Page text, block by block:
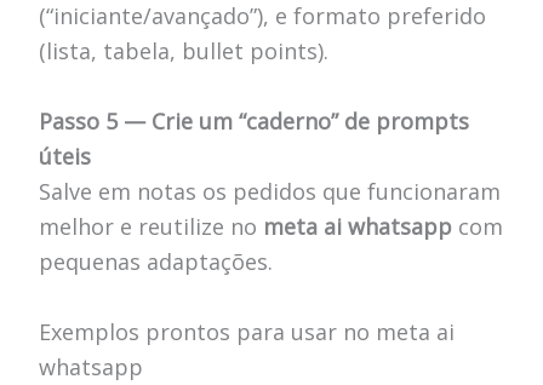
(“iniciante/avançado”), e formato preferido
(lista, tabela, bullet points).
Passo 5 — Crie um “caderno” de prompts
úteis
Salve em notas os pedidos que funcionaram
melhor e reutilize no meta ai whatsappcom
pequenas adaptações.
Exemplos prontos para usar no meta ai
whatsapp